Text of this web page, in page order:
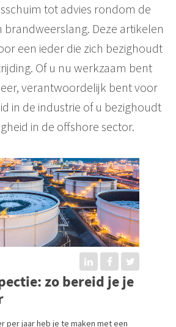
tot advies rondom de
brandweerslang. Deze artikelen
een ieder die zich bezighoudt
Of u nu werkzaam bent
verantwoordelijk bent voor
in de industrie of u bezighoudt
in de offshore sector.
zo bereid je je
per jaar heb je te maken met een